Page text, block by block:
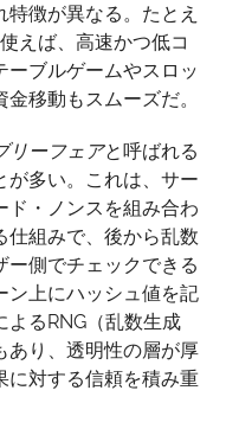
徴が異なる。たとえ
えば、高速かつ低コ
ーブルゲームやスロッ
移動もスムーズだ。
リーフェアと呼ばれる
が多い。これは、サー
ド・ノンスを組み合わ
仕組みで、後から乱数
ー側でチェックできる
ン上にハッシュ値を記
るRNG（乱数生成
あり、透明性の層が厚
に対する信頼を積み重